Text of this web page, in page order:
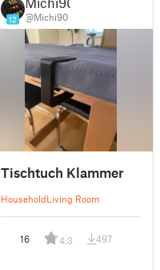
12 @Michi90
Tischtuch Klammer
HouseholdLiving Room
16 4.3 497